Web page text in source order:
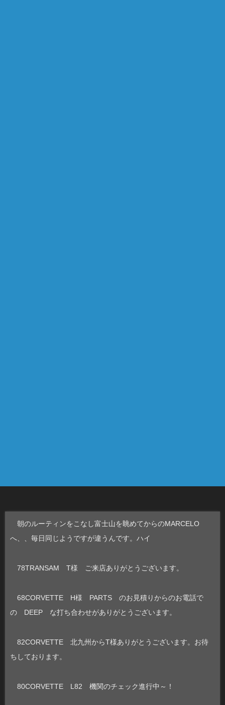
朝のルーティンをこなし富士山を眺めてからのMARCELO
へ、、毎日同じようですが違うんです。ハイ
78TRANSAM T様 ご来店ありがとうございます。
68CORVETTE H様 PARTS のお見積りからのお電話で
の DEEP な打ち合わせがありがとうございます。
82CORVETTE 北九州からT様ありがとうございます。お待
ちしております。
80CORVETTE L82 機関のチェック進行中～！